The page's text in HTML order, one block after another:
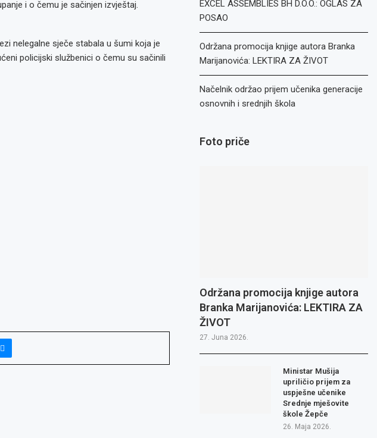
i o čemu je sačinjen izvještaj.
nelegalne sječe stabala u šumi koja je
policijski službenici o čemu su sačinili
EXCEL ASSEMBLIES BH D.O.O.: OGLAS ZA
POSAO
Održana promocija knjige autora Branka
Marijanovića: LEKTIRA ZA ŽIVOT
Načelnik održao prijem učenika generacije
osnovnih i srednjih škola
Foto priče
Održana promocija knjige autora
Branka Marijanovića: LEKTIRA ZA
ŽIVOT
27. Juna 2026.
Ministar Mušija
upriličio prijem za
uspješne učenike
Srednje mješovite
škole Žepče
26. Maja 2026.